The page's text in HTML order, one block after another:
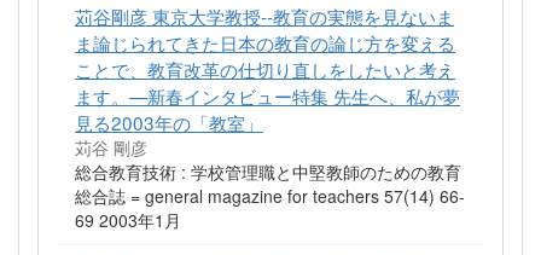
苅谷剛彦 東京大学教授--教育の実態を見ないま
ま論じられてきた日本の教育の論じ方を変える
ことで、教育改革の仕切り直しをしたいと考え
ます。—新春インタビュー特集 先生へ、私が夢
見る2003年の「教室」
苅谷 剛彦
総合教育技術 : 学校管理職と中堅教師のための教育
総合誌 = general magazine for teachers 57(14) 66-
69 2003年1月